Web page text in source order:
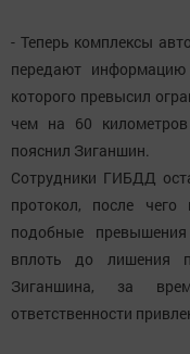
- Теперь комплексы
передают
которого превысил
чем на 60
пояснил Зиганшин.
Сотрудники ГИБДД
протокол, после
подобные
вплоть до лишения
Зиганшина, за
ответственности